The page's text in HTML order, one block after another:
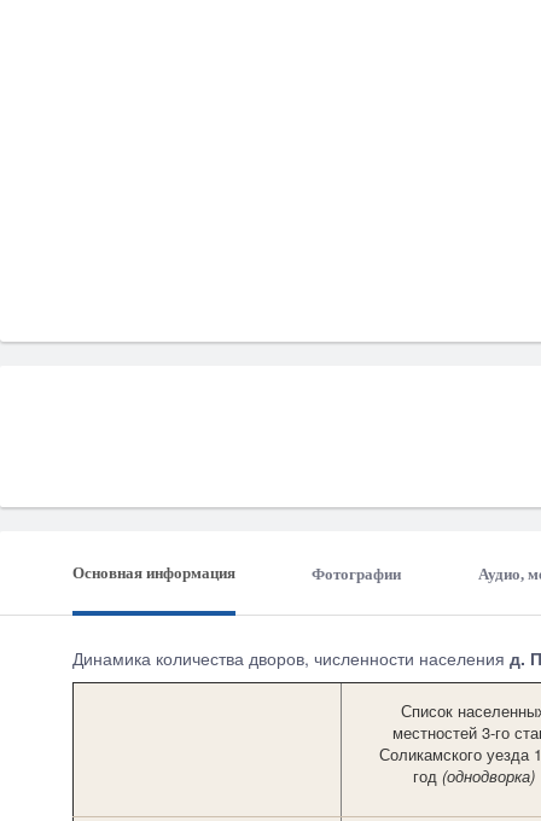
Основная информация Фотографии Аудио,
Динамика количества дворов, численности населения д.
Список
местностей 3-го
Соликамского уезда
год (однодворка)